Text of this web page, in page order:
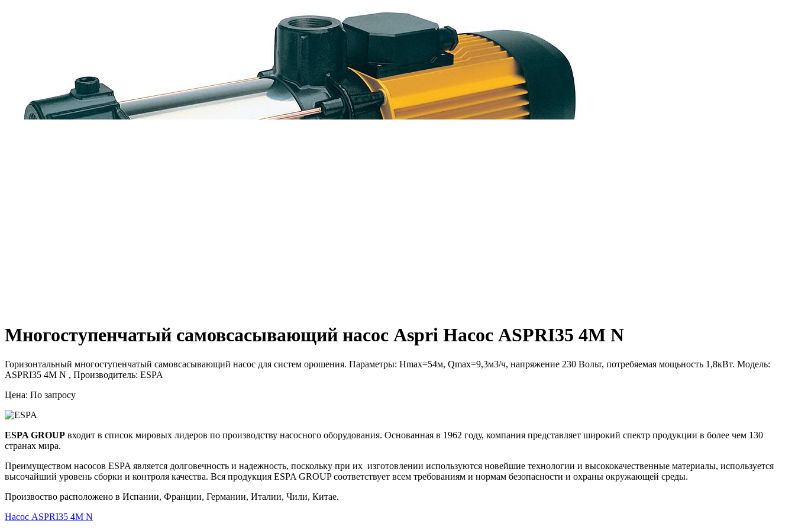
Многоступенчатый самовсасывающий насос Aspri Насос ASPRI35 4M N
Горизонтальный многоступенчатый самовсасывающий насос для систем орошения. Параметры: Hmax=54м, Qmax=9,3м3/ч, напряжение 230 Вольт, потребяемая мощьность 1,8кВт. Модель:
ASPRI35 4M N , Производитель: ESPA
Цена: По запросу
ESPA GROUP входит в список мировых лидеров по производству насосного оборудования. Основанная в 1962 году, компания представляет широкий спектр продукции в более чем 130
странах мира.
Преимуществом насосов ESPA является долговечность и надежность, поскольку при их изготовлении используются новейшие технологии и высококачественные материалы, используется
высочайший уровень сборки и контроля качества. Вся продукция ESPA GROUP соответствует всем требованиям и нормам безопасности и охраны окружающей среды.
Произвоство расположено в Испании, Франции, Германии, Италии, Чили, Китае.
Насос ASPRI35 4M N